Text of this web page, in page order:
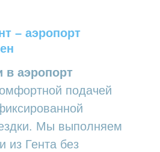
– аэропорт
в аэропорт
подачей
Мы выполняем
из Гента без